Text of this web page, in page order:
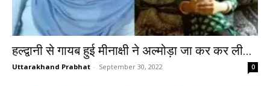
हल्द्वानी से गायब हुई मीनाक्षी ने अल्मोड़ा जा कर कर ली...
Uttarakhand Prabhat - September 30, 2022 0